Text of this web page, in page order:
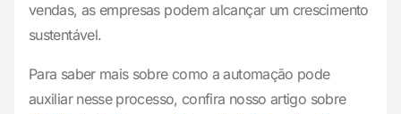
vendas, as empresas podem alcançar um crescimento
sustentável.
Para saber mais sobre como a automação pode
auxiliar nesse processo, confira nosso artigo sobre